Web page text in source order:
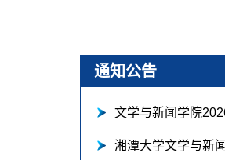
通知公告
文学与新闻学院
湘潭大学文学与新